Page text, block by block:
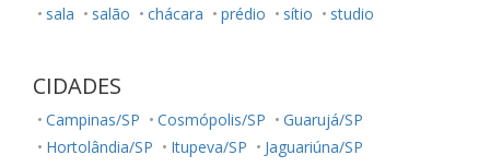
sala
salão chácara prédio sítio studio
CIDADES
Campinas/SP Cosmópolis/SP
Guarujá/SP
Hortolândia/SP
Itupeva/SP
Jaguariúna/SP